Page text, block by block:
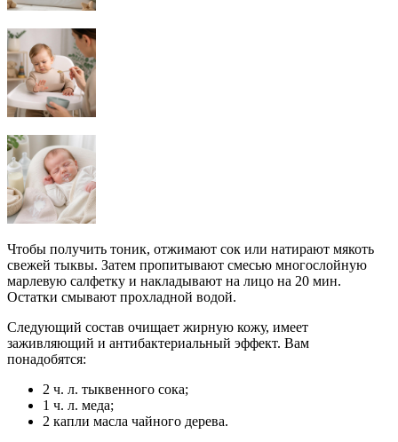
Чтобы получить тоник, отжимают сок или натирают мякоть
свежей тыквы. Затем пропитывают смесью многослойную
марлевую салфетку и накладывают на лицо на 20 мин.
Остатки смывают прохладной водой.
Следующий состав очищает жирную кожу, имеет
заживляющий и антибактериальный эффект. Вам
понадобятся:
2 ч. л. тыквенного сока;
1 ч. л. меда;
2 капли масла чайного дерева.